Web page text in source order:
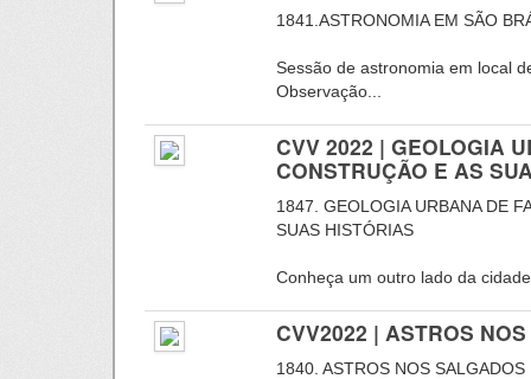
1841.ASTRONOMIA EM SÃO
Sessão de astronomia em local
Observação...
CVV 2022 | GEOLOGIA
CONSTRUÇÃO E AS
1847. GEOLOGIA URBANA DE
SUAS HISTÓRIAS
Conheça um outro lado da
CVV2022 | ASTROS
1840. ASTROS NOS SALGADOS